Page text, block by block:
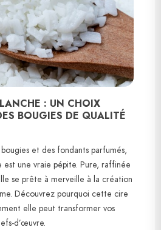
: UN CHOIX
BOUGIES DE QUALITÉ
et des fondants parfumés,
est une vraie pépite. Pure, raffinée
se prête à merveille à la création
Découvrez pourquoi cette cire
elle peut transformer vos
d’œuvre.